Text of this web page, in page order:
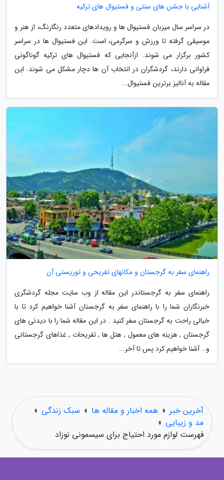
آشنایی با جشن های سنتی و فستیوال های ترکیه
در سراسر سال میزبان فستیوال ها و رویدادهای متعدد رنگارنگ، از هنر و
موسیقی گرفته تا ورزش و سرگرمی، است. این فستیوال ها در سراسر
کشور برگزار می شوند. ازآنجایی که فستیوال های ترکیه گوناگونی
فراوانی دارند، گردشگران در انتخاب آن ها دچار مشکل می شوند. این
مقاله به آنالیز برترین فستیوال...
راهنمای سفر به گرجستان و مکانهای تفریحی و توریستی آن
راهنمای سفر به گرجستاندر این مقاله از وب سایت مجله گردشگری
خبرنگاران شما را با راهنمای سفر به گرجستان آشنا خواهیم کرد تا با
خیالی راحت به گرجستان سفر کنید . در این مقاله شما را با دیدنی های
گرجستان , هزینه های معمول , هتل ها , تفریحات , غذاهای گرجستانی
و… آشنا خواهیم کرد پس تا آخر...
آخرین خبر » همه اخبار و مقاله ها » سبک زندگی »
مد و زیبایی »
فهرست لوازم مورد احتیاج برای سیسمونی نوزاد